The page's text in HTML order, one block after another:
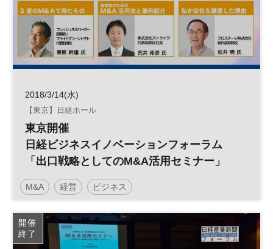
2018/3/14(水)
【東京】日経ホール
東京開催
日経ビジネスイノベーションフォーラム
「出口戦略としてのM&A活用セミナー」
M&A 経営 ビジネス
日経ビジネスイノベーションフォーラム
開催
終了